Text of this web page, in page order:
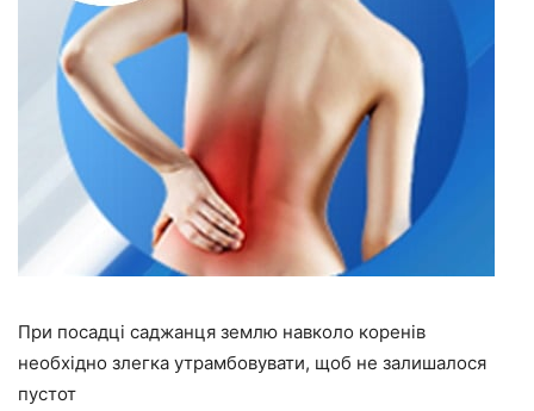
При посадці саджанця землю навколо коренів
необхідно злегка утрамбовувати, щоб не залишалося
пустот